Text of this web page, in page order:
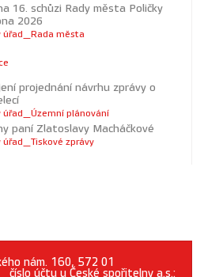
16. schůzi Rady města Poličky
2026
města
projednání návrhu zprávy o
plánování
paní Zlatoslavy Macháčkové
zprávy
nám. 160, 572 01
účtu u České spořitelny a.s.: